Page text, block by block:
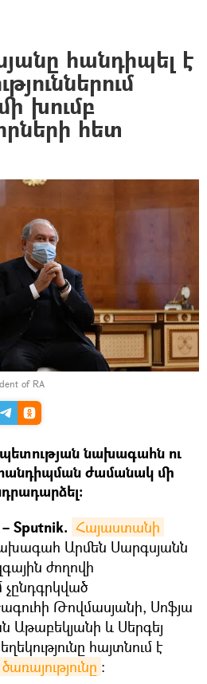
հանդիպել է
խումբ
հետ
of RA
նախագահն ու
ժամանակ մի
Sputnik. Հայաստանի
Արմեն Սարգսյանն
ժողովի
չընդգրկված
Թովմասյանի, Սոֆյա
Աթաբեկյանի և Սերգեյ
հայտնում է
։